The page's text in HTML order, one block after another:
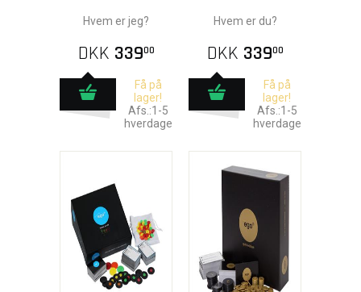
Hvem er jeg?
DKK 33900
Få på
lager!
Afs.:1-5
hverdage
Hvem er du?
DKK 33900
Få på
lager!
Afs.:1-5
hverdage